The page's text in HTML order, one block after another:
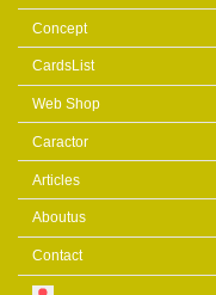
Concept
CardsList
Web Shop
Caractor
Articles
Aboutus
Contact